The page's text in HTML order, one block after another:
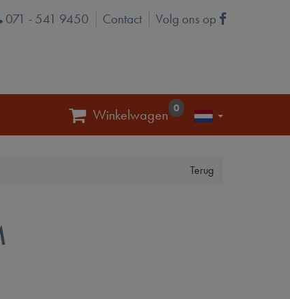
Phone
071 - 541 9450 Contact Volg ons op
Winkelwagen 0
Terug